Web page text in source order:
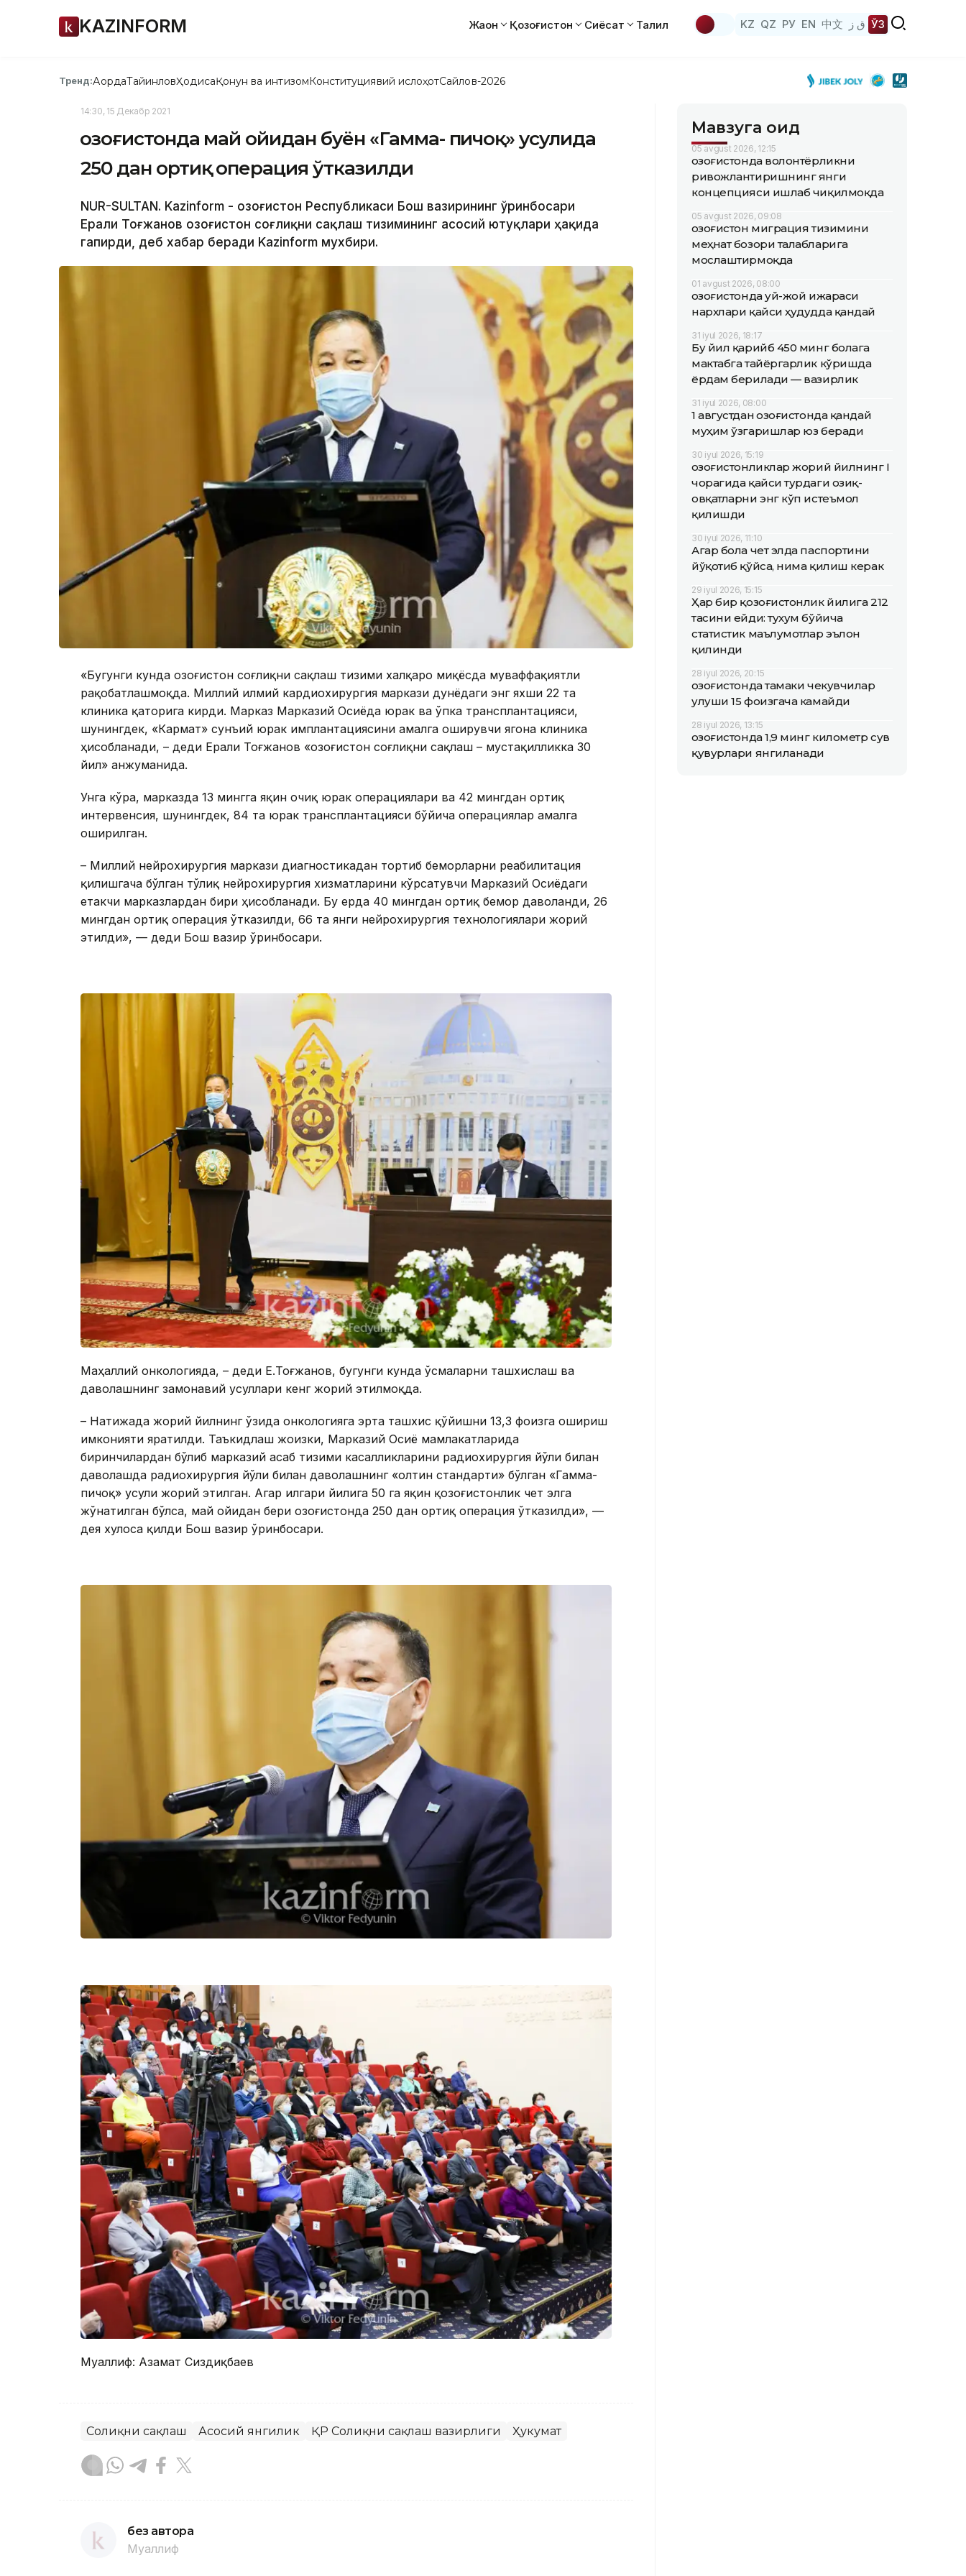
KAZINFORM Жаҳон Қозоғистон Сиёсат Таҳлил KZ QZ РУ EN 中文 ق ز ЎЗ
Тренд:АқордаТайинловҲодисаҚонун ва интизомКонституциявий ислоҳотСайлов-2026
14:30, 15 Декабр 2021
Қозоғистонда май ойидан буён «Гамма- пичоқ» усулида
250 дан ортиқ операция ўтказилди
NUR-SULTAN. Kazinform - Қозоғистон Республикаси Бош вазирининг ўринбосари
Ерали Тоғжанов Қозоғистон соғлиқни сақлаш тизимининг асосий ютуқлари ҳақида
гапирди, деб хабар беради Kazinform мухбири.
«Бугунги кунда Қозоғистон соғлиқни сақлаш тизими халқаро миқёсда муваффақиятли
рақобатлашмоқда. Миллий илмий кардиохирургия маркази дунёдаги энг яхши 22 та
клиника қаторига кирди. Марказ Марказий Осиёда юрак ва ўпка трансплантацияси,
шунингдек, «Кармат» сунъий юрак имплантациясини амалга оширувчи ягона клиника
ҳисобланади, – деди Ерали Тоғжанов «Қозоғистон соғлиқни сақлаш – мустақилликка 30
йил» анжуманида.
Унга кўра, марказда 13 мингга яқин очиқ юрак операциялари ва 42 мингдан ортиқ
интервенсия, шунингдек, 84 та юрак трансплантацияси бўйича операциялар амалга
оширилган.
– Миллий нейрохирургия маркази диагностикадан тортиб беморларни реабилитация
қилишгача бўлган тўлиқ нейрохирургия хизматларини кўрсатувчи Марказий Осиёдаги
етакчи марказлардан бири ҳисобланади. Бу ерда 40 мингдан ортиқ бемор даволанди, 26
мингдан ортиқ операция ўтказилди, 66 та янги нейрохирургия технологиялари жорий
этилди», — деди Бош вазир ўринбосари.
Маҳаллий онкологияда, – деди Е.Тоғжанов, бугунги кунда ўсмаларни ташхислаш ва
даволашнинг замонавий усуллари кенг жорий этилмоқда.
– Натижада жорий йилнинг ўзида онкологияга эрта ташхис қўйишни 13,3 фоизга ошириш
имконияти яратилди. Таъкидлаш жоизки, Марказий Осиё мамлакатларида
биринчилардан бўлиб марказий асаб тизими касалликларини радиохирургия йўли билан
даволашда радиохирургия йўли билан даволашнинг «олтин стандарти» бўлган «Гамма-
пичоқ» усули жорий этилган. Aгар илгари йилига 50 га яқин қозоғистонлик чет элга
жўнатилган бўлса, май ойидан бери Қозоғистонда 250 дан ортиқ операция ўтказилди», —
дея хулоса қилди Бош вазир ўринбосари.
Муаллиф: Aзамат Сиздиқбаев
Соғлиқни сақлаш Асосий янгилик ҚР Соғлиқни сақлаш вазирлиги Ҳукумат
без автора
Муаллиф
Мавзуга оид
05 avgust 2026, 12:15
Қозоғистонда волонтёрликни
ривожлантиришнинг янги
концепцияси ишлаб чиқилмоқда
05 avgust 2026, 09:08
Қозоғистон миграция тизимини
меҳнат бозори талабларига
мослаштирмоқда
01 avgust 2026, 08:00
Қозоғистонда уй-жой ижараси
нархлари қайси ҳудудда қандай
31 iyul 2026, 18:17
Бу йил қарийб 450 минг болага
мактабга тайёргарлик кўришда
ёрдам берилади — вазирлик
31 iyul 2026, 08:00
1 августдан Қозоғистонда қандай
муҳим ўзгаришлар юз беради
30 iyul 2026, 15:19
Қозоғистонликлар жорий йилнинг I
чорагида қайси турдаги озиқ-
овқатларни энг кўп истеъмол
қилишди
30 iyul 2026, 11:10
Агар бола чет элда паспортини
йўқотиб қўйса, нима қилиш керак
29 iyul 2026, 15:15
Ҳар бир қозоғистонлик йилига 212
тасини ейди: тухум бўйича
статистик маълумотлар эълон
қилинди
28 iyul 2026, 20:15
Қозоғистонда тамаки чекувчилар
улуши 15 фоизгача камайди
28 iyul 2026, 13:15
Қозоғистонда 1,9 минг километр сув
қувурлари янгиланади